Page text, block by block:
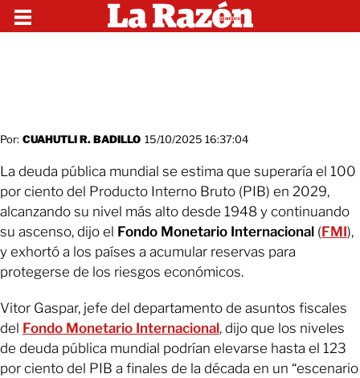
Por: CUAHUTLI R. BADILLO 15/10/2025 16:37:04
La deuda pública mundial se estima que superaría el 100
por ciento del Producto Interno Bruto (PIB) en 2029,
alcanzando su nivel más alto desde 1948 y continuando
su ascenso, dijo el Fondo Monetario Internacional (FMI),
y exhortó a los países a acumular reservas para
protegerse de los riesgos económicos.
Vitor Gaspar, jefe del departamento de asuntos fiscales
del Fondo Monetario Internacional, dijo que los niveles
de deuda pública mundial podrían elevarse hasta el 123
por ciento del PIB a finales de la década en un “escenario